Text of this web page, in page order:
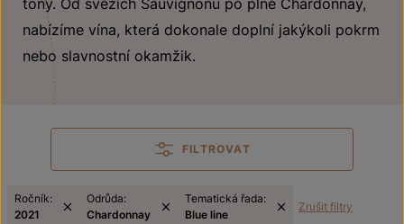
tóny. Od svěžích Sauvignonu po plné Chardonnay,
nabízíme vína, která dokonale doplní jakýkoli pokrm
nebo slavnostní okamžik.
FILTROVAT
Ročník:
2021
Odrůda:
Chardonnay
Tematická řada:
Blue line
Zrušit filtry